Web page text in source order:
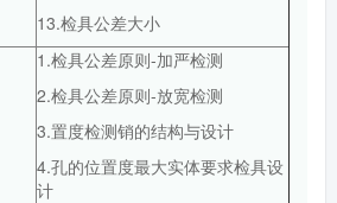
13.检具公差大小
1.检具公差原则-加严检测
2.检具公差原则-放宽检测
3.置度检测销的结构与设计
4.孔的位置度最大实体要求检具设
计